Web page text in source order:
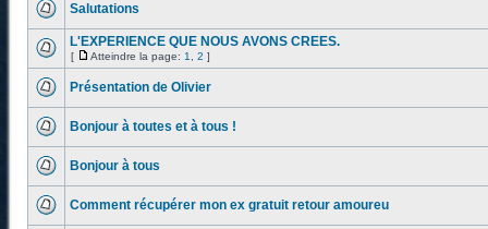
Salutations
L'EXPERIENCE QUE NOUS AVONS CREES.
[ Atteindre la page: 1 2 ]
Présentation de Olivier
Bonjour à toutes et à tous !
Bonjour à tous
Comment récupérer mon ex gratuit retour amoureu